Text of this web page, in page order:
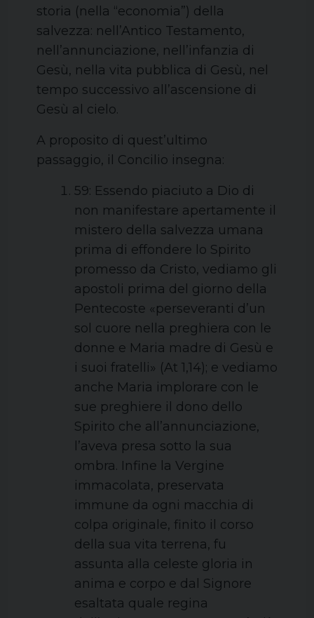
storia (nella “economia”) della
salvezza: nell’Antico Testamento,
nell’annunciazione, nell’infanzia di
Gesù, nella vita pubblica di Gesù, nel
tempo successivo all’ascensione di
Gesù al cielo.
A proposito di quest’ultimo
passaggio, il Concilio insegna:
59: Essendo piaciuto a Dio di
non manifestare apertamente il
mistero della salvezza umana
prima di effondere lo Spirito
promesso da Cristo, vediamo gli
apostoli prima del giorno della
Pentecoste «perseveranti d’un
sol cuore nella preghiera con le
donne e Maria madre di Gesù e
i suoi fratelli» (At 1,14); e vediamo
anche Maria implorare con le
sue preghiere il dono dello
Spirito che all’annunciazione,
l’aveva presa sotto la sua
ombra. Infine la Vergine
immacolata, preservata
immune da ogni macchia di
colpa originale, finito il corso
della sua vita terrena, fu
assunta alla celeste gloria in
anima e corpo e dal Signore
esaltata quale regina